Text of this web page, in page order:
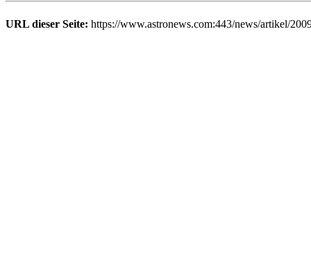
URL dieser Seite: https://www.astronews.com:443/news/artikel/